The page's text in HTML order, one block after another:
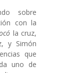
sobre
con la
la cruz,
y Simón
que
uno de